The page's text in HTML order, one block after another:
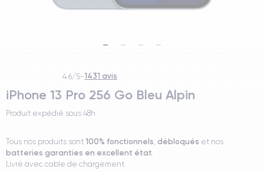
4.6/5-1431 avis
iPhone 13 Pro 256 Go Bleu Alpin
Produit expédié sous 48h
Tous nos produits sont 100% fonctionnels, débloqués et nos
batteries garanties en excellent état.
Livré avec cable de chargement.